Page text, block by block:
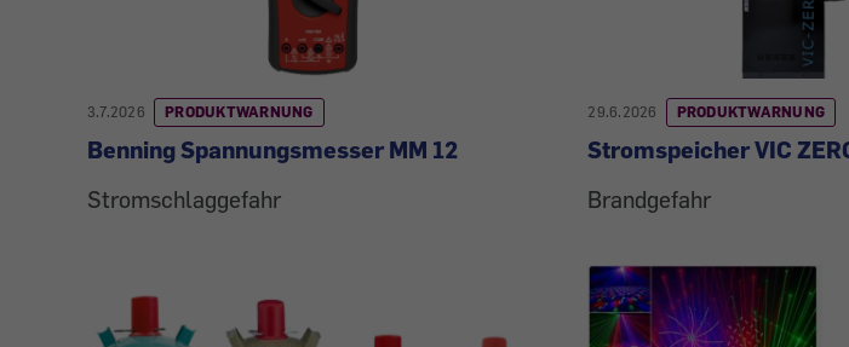
3.7.2026 PRODUKTWARNUNG
Benning Spannungsmesser MM 12
Stromschlaggefahr
29.6.2026 PRODUKTWARNUNG
Stromspeicher VIC
Brandgefahr